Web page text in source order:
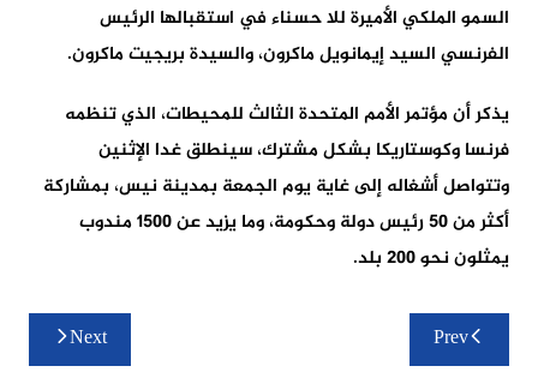
السمو الملكي الأميرة للا حسناء في استقبالها الرئيس
الفرنسي السيد إيمانويل ماكرون، والسيدة بريجيت ماكرون.
يذكر أن مؤتمر الأمم المتحدة الثالث للمحيطات، الذي تنظمه
فرنسا وكوستاريكا بشكل مشترك، سينطلق غدا الإثنين
وتتواصل أشغاله إلى غاية يوم الجمعة بمدينة نيس، بمشاركة
أكثر من 50 رئيس دولة وحكومة، وما يزيد عن 1500 مندوب
يمثلون نحو 200 بلد.
تصفّح
المقالات
Prev
Next